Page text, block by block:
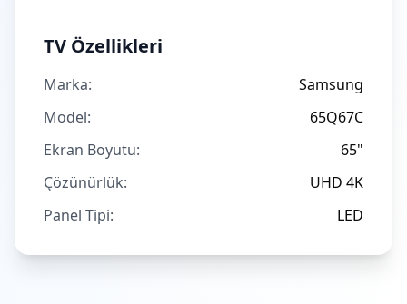
TV Özellikleri
Marka:
Samsung
Model:
65Q67C
Ekran Boyutu:
65"
Çözünürlük:
UHD 4K
Panel Tipi:
LED